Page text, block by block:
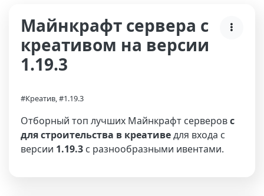
Майнкрафт сервера с
креативом на версии
1.19.3
#Креатив, #1.19.3
Отборный топ лучших Майнкрафт серверовс
для строительства в креативедля входа с
версии 1.19.3 с разнообразными ивентами.